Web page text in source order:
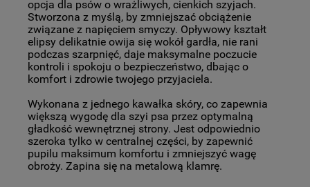
opcja dla psów o wrażliwych, cienkich szyjach.
Stworzona z myślą, by zmniejszać obciążenie
związane z napięciem smyczy. Opływowy kształt
elipsy delikatnie owija się wokół gardła, nie rani
podczas szarpnięć, daje maksymalne poczucie
kontroli i spokoju o bezpieczeństwo, dbając o
komfort i zdrowie twojego przyjaciela.
Wykonana z jednego kawałka skóry, co zapewnia
większą wygodę dla szyi psa przez optymalną
gładkość wewnętrznej strony. Jest odpowiednio
szeroka tylko w centralnej części, by zapewnić
pupilu maksimum komfortu i zmniejszyć wagę
obroży. Zapina się na metalową klamrę.